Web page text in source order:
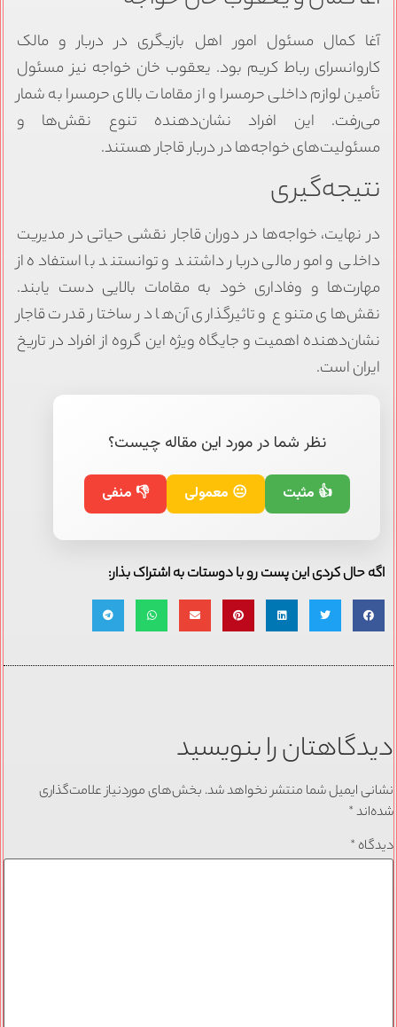
آغا کمال مسئول امور اهل بازیگری در دربار و مالک
کاروانسرای رباط کریم بود. یعقوب خان خواجه نیز مسئول
تأمین لوازم داخلی حرمسرا و از مقامات بالای حرمسرا به شمار
می‌رفت. این افراد نشان‌دهنده تنوع نقش‌ها و
مسئولیت‌های خواجه‌ها در دربار قاجار هستند.
نتیجه‌گیری
در نهایت، خواجه‌ها در دوران قاجار نقشی حیاتی در مدیریت
داخلی و امور مالی دربار داشتند و توانستند با استفاده از
مهارت‌ها و وفاداری خود به مقامات بالایی دست یابند.
نقش‌های متنوع و تاثیرگذاری آن‌ها در ساختار قدرت قاجار
نشان‌دهنده اهمیت و جایگاه ویژه این گروه از افراد در تاریخ
ایران است.
نظر شما در مورد این مقاله چیست؟
👍 مثبت 😐 معمولی 👎 منفی
اگه حال کردی این پست رو با دوستات به اشتراک بذار:
دیدگاهتان را بنویسید
نشانی ایمیل شما منتشر نخواهد شد. بخش‌های موردنیاز علامت‌گذاری
شده‌اند*
دیدگاه *